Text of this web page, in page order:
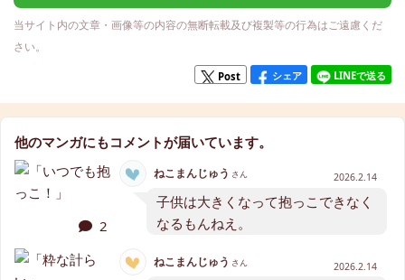
当サイト内の文章・画像等の内容の無断転載及び複製等の行為はご遠慮くだ
さい。
Post シェア LINEで送る
他のマンガにもコメントが届いています。
2
ねこまんじゅう さん 2026.2.14
子供は大きくなって抱っこできなく
なるもんねえ。
ねこまんじゅう さん 2026.2.14